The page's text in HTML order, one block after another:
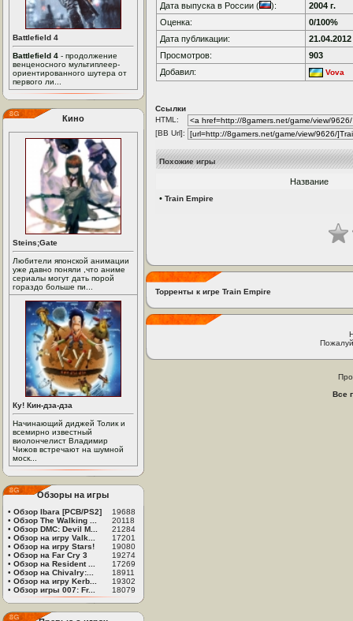
Battlefield 4
Battlefield 4 - продолжение
венценосного мультиплеер-
ориентированного шутера от
первого ли...
Кино
Steins;Gate
Любители японской анимации
уже давно поняли ,что аниме
сериалы могут дать порой
гораздо больше пи...
Ку! Кин-дза-дза
Начинающий диджей Толик и
всемирно известный
виолончелист Владимир
Чижов встречают на шумной
моск...
Обзоры на игры
• Обзор Ibara [PCB/PS2]
19688
• Обзор The Walking ...
20118
• Обзор DMC: Devil M...
21284
• Обзор на игру Valk...
17201
• Обзор на игру Stars!
19080
• Обзор на Far Cry 3
19274
• Обзор на Resident ...
17269
• Обзор на Chivalry:...
18911
• Обзор на игру Kerb...
19302
• Обзор игры 007: Fr... 18079
Дата выпуска в России (
):
2004 г.
Оценка:
0/100%
Дата публикации:
21.04.2012
Просмотров:
903
Добавил:
Vova
Ссылки
HTML:
[BB Url]:
Похожие игры
Название
• Train Empire
Торренты к игре Train Empire
Все